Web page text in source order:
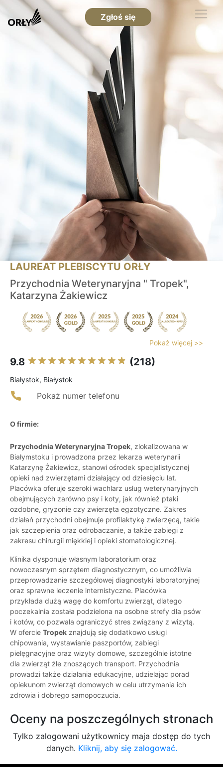
Zgłoś się
LAUREAT PLEBISCYTU ORŁY
Przychodnia Weterynaryjna " Tropek",
Katarzyna Żakiewicz
Pokaż więcej >>
9.8 (218)
Białystok, Białystok
Pokaż numer telefonu
O firmie:
Przychodnia Weterynaryjna Tropek, zlokalizowana w
Białymstoku i prowadzona przez lekarza weterynarii
Katarzynę Żakiewicz, stanowi ośrodek specjalistycznej
opieki nad zwierzętami działający od dziesięciu lat.
Placówka oferuje szeroki wachlarz usług weterynaryjnych
obejmujących zarówno psy i koty, jak również ptaki
ozdobne, gryzonie czy zwierzęta egzotyczne. Zakres
działań przychodni obejmuje profilaktykę zwierzęcą, takie
jak szczepienia oraz odrobaczanie, a także zabiegi z
zakresu chirurgii miękkiej i opieki stomatologicznej.
Klinika dysponuje własnym laboratorium oraz
nowoczesnym sprzętem diagnostycznym, co umożliwia
przeprowadzanie szczegółowej diagnostyki laboratoryjnej
oraz sprawne leczenie internistyczne. Placówka
przykłada dużą wagę do komfortu zwierząt, dlatego
poczekalnia została podzielona na osobne strefy dla psów
i kotów, co pozwala ograniczyć stres związany z wizytą.
W ofercie Tropek znajdują się dodatkowo usługi
chipowania, wystawianie paszportów, zabiegi
pielęgnacyjne oraz wizyty domowe, szczególnie istotne
dla zwierząt źle znoszących transport. Przychodnia
prowadzi także działania edukacyjne, udzielając porad
opiekunom zwierząt domowych w celu utrzymania ich
zdrowia i dobrego samopoczucia.
Oceny na poszczególnych stronach
Tylko zalogowani użytkownicy maja dostęp do tych
danych. Kliknij, aby się zalogować.